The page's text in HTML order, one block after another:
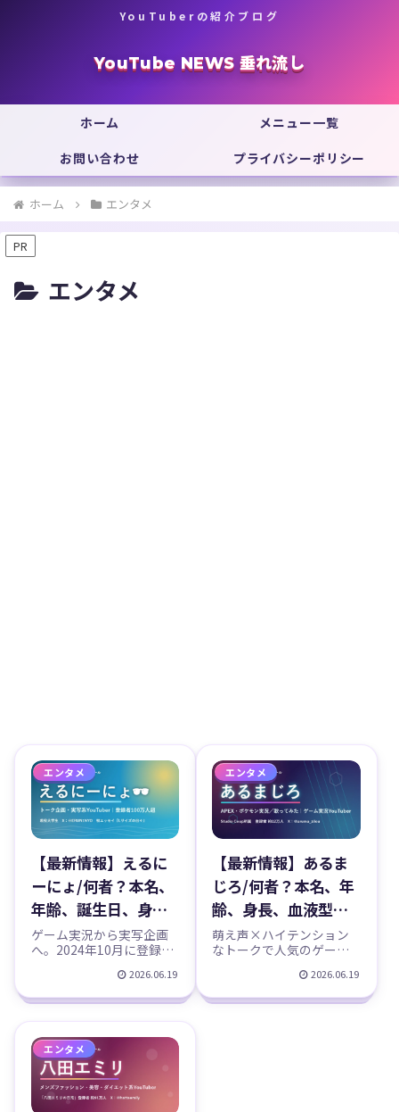
YouTuberの紹介ブログ
YouTube NEWS 垂れ流し
ホーム
メニュー一覧
お問い合わせ
プライバシーポリシー
ホーム エンタメ
PR
エンタメ
エンタメ
【最新情報】えるに
ーにょ/何者？本名、
年齢、誕生日、身
長、出身、大学、エ
ッセイ本、ミリオン
ツアーなどのプロフ
ィール、YouTubeチ
ャンネル紹介！
ゲーム実況から実写企画
へ。2024年10月に登録者
学生YouTuber「えるにー
にょ」を徹底紹介。本
大学などのプロフィール
（公表事実と噂を区
別）、活動歴、全国ツア
ー、初エッセイ『Lサイズ
の日々』、SNSまでまとめ
ました。
2026.06.19
エンタメ
【最新情報】あるま
じろ/何者？本名、年
齢、身長、血液型、
所属事務所、顔出
し、歌ってみたなど
のプロフィール、
YouTubeチャンネル
萌え声×ハイテンション
なトークで人気のゲーム
ろ（まじろん）」を徹底
紹介。APEXやポケモン実
2026.06.19
エンタメ